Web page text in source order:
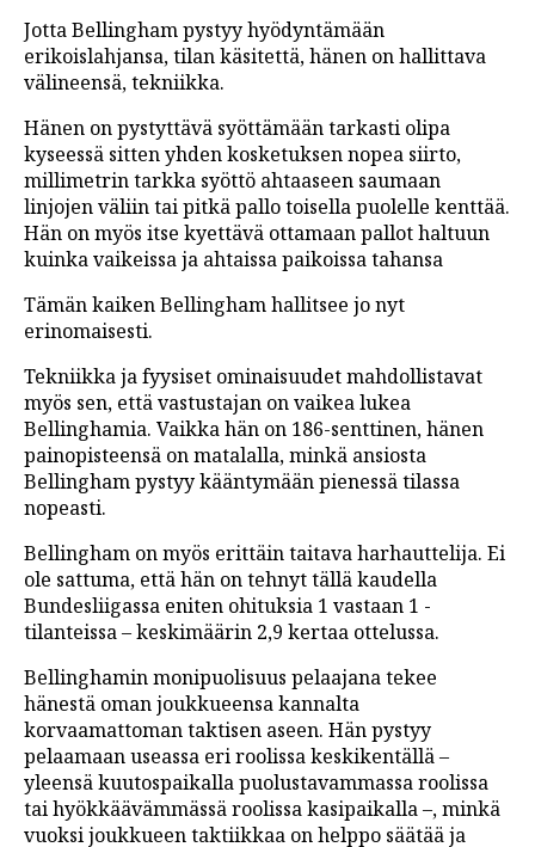
Jotta Bellingham pystyy hyödyntämään
erikoislahjansa, tilan käsitettä, hänen on hallittava
välineensä, tekniikka.
Hänen on pystyttävä syöttämään tarkasti olipa
kyseessä sitten yhden kosketuksen nopea siirto,
millimetrin tarkka syöttö ahtaaseen saumaan
linjojen väliin tai pitkä pallo toisella puolelle kenttää.
Hän on myös itse kyettävä ottamaan pallot haltuun
kuinka vaikeissa ja ahtaissa paikoissa tahansa
Tämän kaiken Bellingham hallitsee jo nyt
erinomaisesti.
Tekniikka ja fyysiset ominaisuudet mahdollistavat
myös sen, että vastustajan on vaikea lukea
Bellinghamia. Vaikka hän on 186-senttinen, hänen
painopisteensä on matalalla, minkä ansiosta
Bellingham pystyy kääntymään pienessä tilassa
nopeasti.
Bellingham on myös erittäin taitava harhauttelija. Ei
ole sattuma, että hän on tehnyt tällä kaudella
Bundesliigassa eniten ohituksia 1 vastaan 1 -
tilanteissa – keskimäärin 2,9 kertaa ottelussa.
Bellinghamin monipuolisuus pelaajana tekee
hänestä oman joukkueensa kannalta
korvaamattoman taktisen aseen. Hän pystyy
pelaamaan useassa eri roolissa keskikentällä –
yleensä kuutospaikalla puolustavammassa roolissa
tai hyökkäävämmässä roolissa kasipaikalla –, minkä
vuoksi joukkueen taktiikkaa on helppo säätää ja